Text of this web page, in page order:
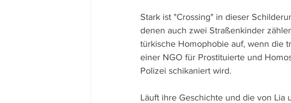
Stark ist "Crossing" in dieser
denen auch zwei Straßenkinder
türkische Homophobie auf, wenn die
einer NGO für Prostituierte und
Polizei schikaniert wird.
Läuft ihre Geschichte und die von Lia